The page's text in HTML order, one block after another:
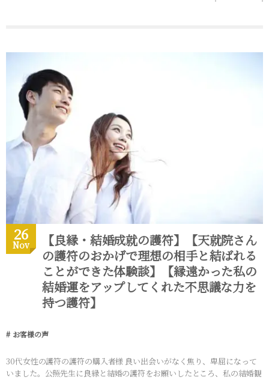
26
Nov
【良縁・結婚成就の護符】【天就院さん
の護符のおかげで理想の相手と結ばれる
ことができた体験談】【縁遠かった私の
結婚運をアップしてくれた不思議な力を
持つ護符】
お客様の声
30代女性の護符の護符の購入者様 良い出会いがなく焦り、卑屈になって
いました。公照先生に良縁と結婚の護符をお願いしたところ、私の結婚観